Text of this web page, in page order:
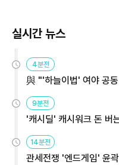
실시간 뉴스
4분전
與 "'하늘이법' 여야 공
9분전
'캐시딜' 캐시워크 돈 버
14분전
관세전쟁 '엔드게임' 윤